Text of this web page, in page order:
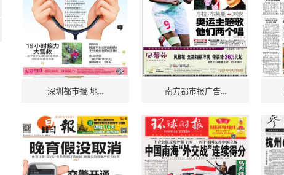
深圳都市报·地... 南方都市报广告...